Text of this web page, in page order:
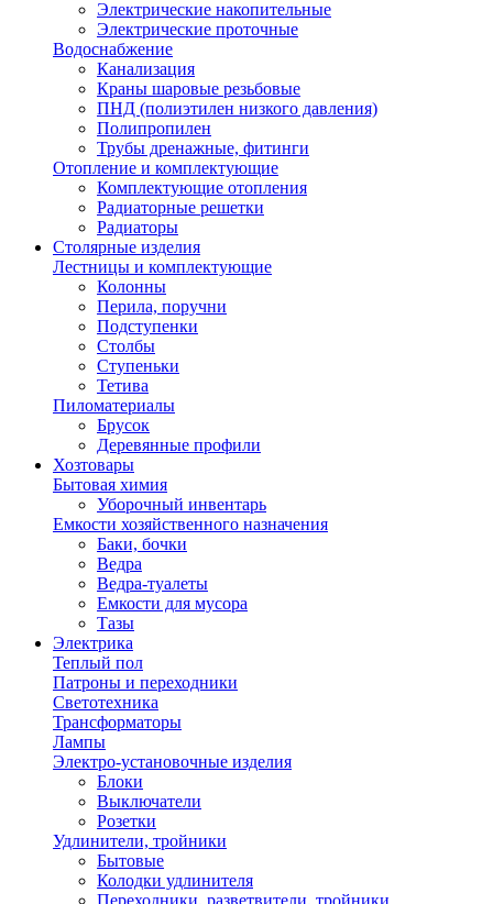
Электрические накопительные
Электрические проточные
Водоснабжение
Канализация
Краны шаровые резьбовые
ПНД (полиэтилен низкого давления)
Полипропилен
Трубы дренажные, фитинги
Отопление и комплектующие
Комплектующие отопления
Радиаторные решетки
Радиаторы
Столярные изделия
Лестницы и комплектующие
Колонны
Перила, поручни
Подступенки
Столбы
Ступеньки
Тетива
Пиломатериалы
Брусок
Деревянные профили
Хозтовары
Бытовая химия
Уборочный инвентарь
Емкости хозяйственного назначения
Баки, бочки
Ведра
Ведра-туалеты
Емкости для мусора
Тазы
Электрика
Теплый пол
Патроны и переходники
Светотехника
Трансформаторы
Лампы
Электро-установочные изделия
Блоки
Выключатели
Розетки
Удлинители, тройники
Бытовые
Колодки удлинителя
Переходники, разветвители, тройники